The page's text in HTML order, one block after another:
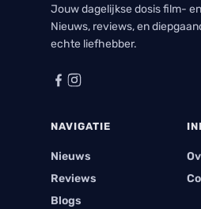
Jouw dagelijkse dosis film-
Nieuws, reviews, en
echte liefhebber.
NAVIGATIE
Nieuws
Reviews
Blogs